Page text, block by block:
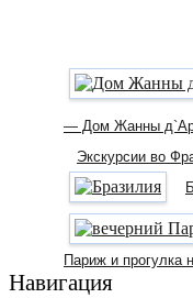
— Дом Жанны
Экскурсии во
Париж и прогулка
Навигация